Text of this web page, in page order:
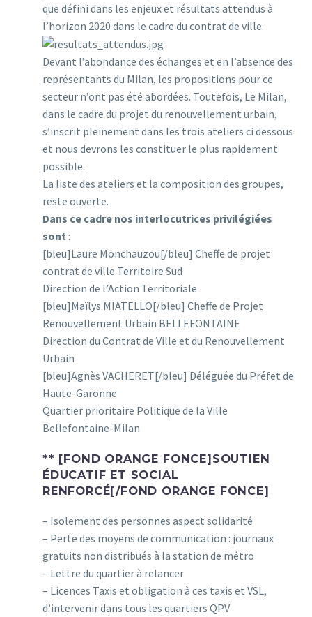
que défini dans les enjeux et résultats attendus à
l’horizon 2020 dans le cadre du contrat de ville.
Devant l’abondance des échanges et en l’absence des
représentants du Milan, les propositions pour ce
secteur n’ont pas été abordées. Toutefois, Le Milan,
dans le cadre du projet du renouvellement urbain,
s’inscrit pleinement dans les trois ateliers ci dessous
et nous devrons les constituer le plus rapidement
possible.
La liste des ateliers et la composition des groupes,
reste ouverte.
Dans ce cadre nos interlocutrices privilégiées
sont :
[bleu]Laure Monchauzou[/bleu] Cheffe de projet
contrat de ville Territoire Sud
Direction de l’Action Territoriale
[bleu]Maïlys MIATELLO[/bleu] Cheffe de Projet
Renouvellement Urbain BELLEFONTAINE
Direction du Contrat de Ville et du Renouvellement
Urbain
[bleu]Agnès VACHERET[/bleu] Déléguée du Préfet de
Haute-Garonne
Quartier prioritaire Politique de la Ville
Bellefontaine-Milan
** [FOND ORANGE FONCE]SOUTIEN
ÉDUCATIF ET SOCIAL
RENFORCÉ[/FOND ORANGE FONCE]
– Isolement des personnes aspect solidarité
– Perte des moyens de communication : journaux
gratuits non distribués à la station de métro
– Lettre du quartier à relancer
– Licences Taxis et obligation à ces taxis et VSL,
d’intervenir dans tous les quartiers QPV